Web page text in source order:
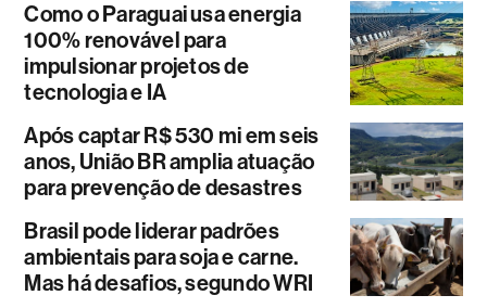
Como o Paraguai usa energia
100% renovável para
impulsionar projetos de
tecnologia e IA
Após captar R$ 530 mi em seis
anos, União BR amplia atuação
para prevenção de desastres
Brasil pode liderar padrões
ambientais para soja e carne.
Mas há desafios, segundo WRI